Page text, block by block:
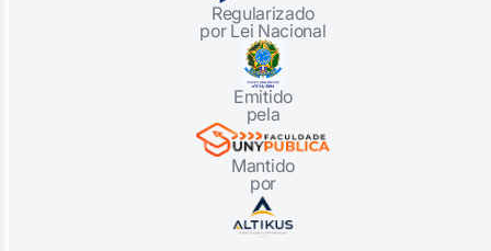
Regularizado
por Lei Nacional
Emitido
pela
Mantido
por